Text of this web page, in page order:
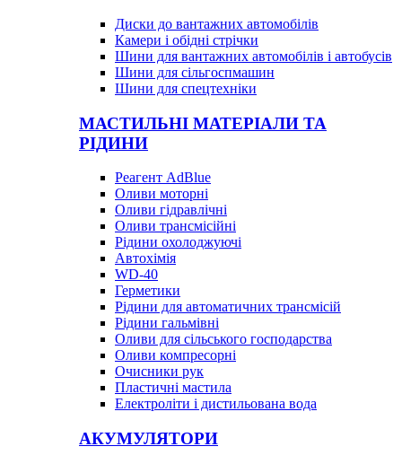
Диски до вантажних автомобілів
Камери і обідні стрічки
Шини для вантажних автомобілів і автобусів
Шини для сільгоспмашин
Шини для спецтехніки
МАСТИЛЬНІ МАТЕРІАЛИ ТА
РІДИНИ
Реагент AdBlue
Оливи моторні
Оливи гідравлічні
Оливи трансмісійні
Рідини охолоджуючі
Автохімія
WD-40
Герметики
Рідини для автоматичних трансмісій
Рідини гальмівні
Оливи для сільського господарства
Оливи компресорні
Очисники рук
Пластичні мастила
Електроліти і дистильована вода
АКУМУЛЯТОРИ